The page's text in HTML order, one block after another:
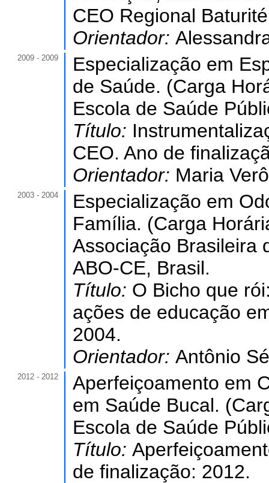
CEO Regional
Orientador:
2009 - 2009
Especialização em
de Saúde. (Carga
Escola de Saúde
Título:
CEO. Ano de
Orientador: Maria
2003 - 2004
Especialização em
Família. (Carga
Associação Brasileira
ABO-CE, Brasil.
Título: O Bicho que
ações de educação
2004.
Orientador: Antônio
2012 - 2012
Aperfeiçoamento em
em Saúde Bucal.
Escola de Saúde
Título:
de finalização: 2012.